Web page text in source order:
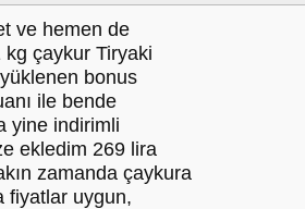
ve hemen de
kg çaykur Tiryaki
bonus
ile bende
yine indirimli
ekledim 269 lira
zamanda çaykura
fiyatlar uygun,